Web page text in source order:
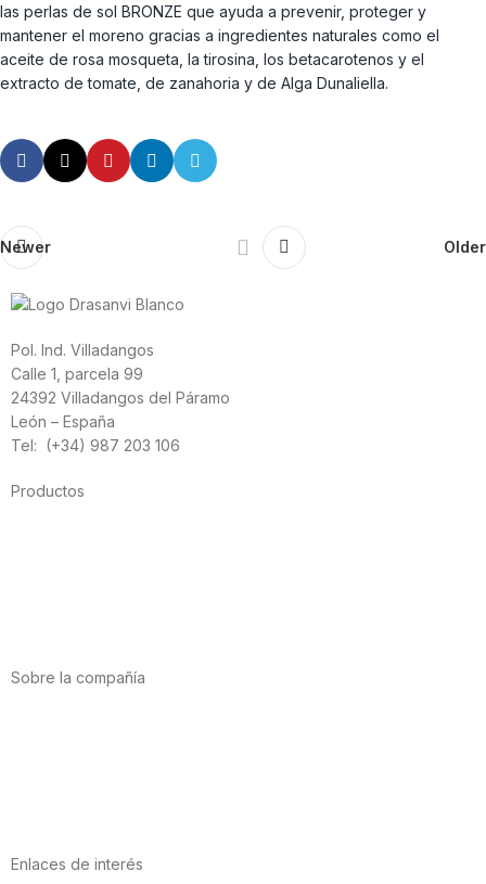
las perlas de sol BRONZE que ayuda a prevenir, proteger y
mantener el moreno gracias a ingredientes naturales como el
aceite de rosa mosqueta, la tirosina, los betacarotenos y el
extracto de tomate, de zanahoria y de Alga Dunaliella.
Newer Older
Pol. Ind. Villadangos
Calle 1, parcela 99
24392 Villadangos del Páramo
León – España
Tel: (+34) 987 203 106
Productos
Sobre la compañía
Enlaces de interés